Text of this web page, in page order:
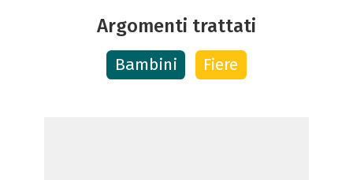
Argomenti trattati
Bambini Fiere